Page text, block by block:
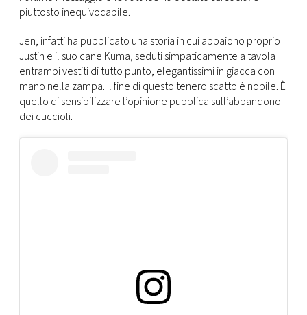
CONSIGLIA
piuttosto inequivocabile.
Jen, infatti ha pubblicato una storia in cui appaiono proprio
Justin e il suo cane Kuma, seduti simpaticamente a tavola
entrambi vestiti di tutto punto, elegantissimi in giacca con
mano nella zampa. Il fine di questo tenero scatto è nobile. È
quello di sensibilizzare l’opinione pubblica sull’abbandono
dei cuccioli.